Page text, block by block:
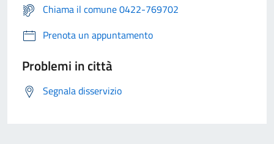
Chiama il comune 0422-769702
Prenota un appuntamento
Problemi in città
Segnala disservizio